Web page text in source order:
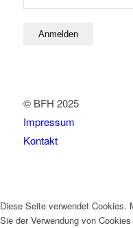
© BFH 2025
Impressum
Kontakt
Diese Seite verwendet Cookies.
Sie der Verwendung von